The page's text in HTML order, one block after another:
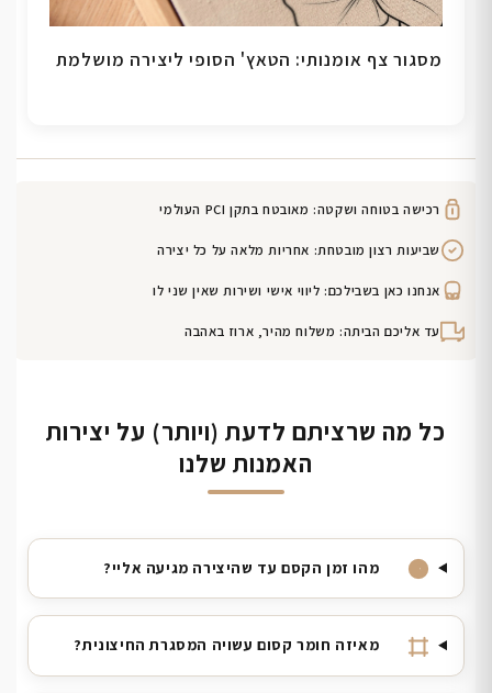
מסגור צף אומנותי: הטאץ' הסופי ליצירה מושלמת
רכישה בטוחה ושקטה: מאובטח בתקן PCI העולמי
שביעות רצון מובטחת: אחריות מלאה על כל יצירה
אנחנו כאן בשבילכם: ליווי אישי ושירות שאין שני לו
עד אליכם הביתה: משלוח מהיר, ארוז באהבה
כל מה שרציתם לדעת (ויותר) על יצירות
האמנות שלנו
מהו זמן הקסם עד שהיצירה מגיעה אליי?
מאיזה חומר קסום עשויה המסגרת החיצונית?